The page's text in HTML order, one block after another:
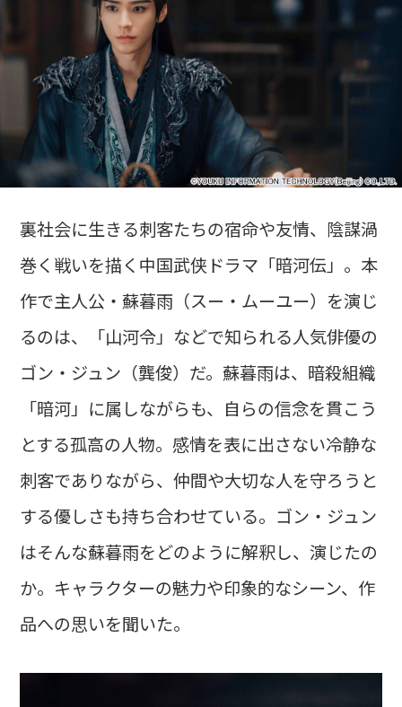
裏社会に生きる刺客たちの宿命や友情、陰謀渦
巻く戦いを描く中国武侠ドラマ「暗河伝」。本
作で主人公・蘇暮雨（スー・ムーユー）を演じ
るのは、「山河令」などで知られる人気俳優の
ゴン・ジュン（龔俊）だ。蘇暮雨は、暗殺組織
「暗河」に属しながらも、自らの信念を貫こう
とする孤高の人物。感情を表に出さない冷静な
刺客でありながら、仲間や大切な人を守ろうと
する優しさも持ち合わせている。ゴン・ジュン
はそんな蘇暮雨をどのように解釈し、演じたの
か。キャラクターの魅力や印象的なシーン、作
品への思いを聞いた。